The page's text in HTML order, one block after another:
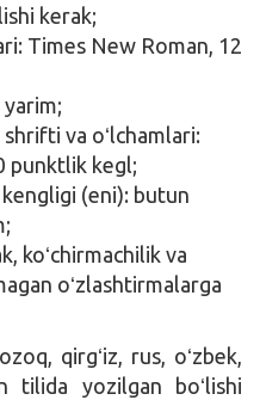
kerak;
Times New Roman, 12
va oʻlchamlari:
punktlik kegl;
(eni): butun
koʻchirmachilik va
oʻzlashtirmalarga
qirgʻiz, rus, oʻzbek,
tilida yozilgan boʻlishi